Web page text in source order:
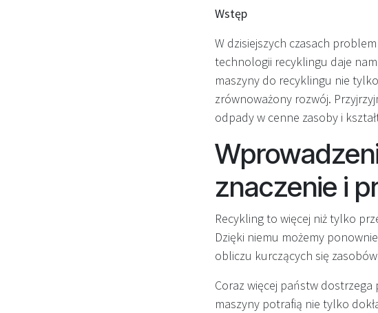
Wstęp
W dzisiejszych czasach
technologii recyklingu daje
maszyny do recyklingu nie
zrównoważony rozwój.
odpady w cenne zasoby i
znaczenie i
Recykling to więcej niż tylko
Dzięki niemu możemy
obliczu kurczących się
Coraz więcej państw
maszyny potrafią nie tylko